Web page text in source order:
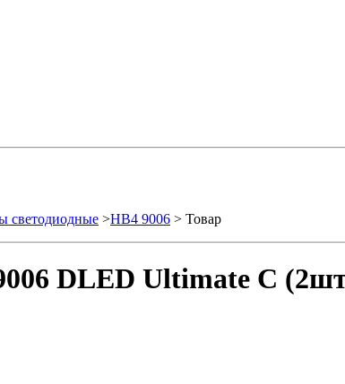
светодиодные >HB4 9006 > Товар
DLED Ultimate C